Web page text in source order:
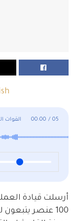
القوات 00:00 / 05
أرسلت قيادة
100 عنصر